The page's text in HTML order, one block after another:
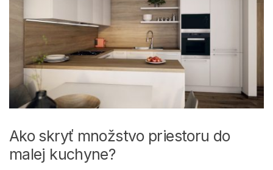
Ako skryť množstvo priestoru do
malej kuchyne?